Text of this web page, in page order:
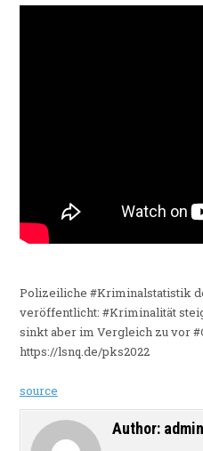
Polizeiliche #Kriminalstatistik
veröffentlicht: #Kriminalität
sinkt aber im Vergleich zu vor
https://lsnq.de/pks2022
source
Author: admin